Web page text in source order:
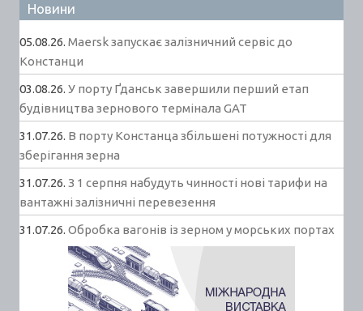
Новини
05.08.26. Maersk запускає залізничний сервіс до
Констанци
03.08.26. У порту Ґданськ завершили перший етап
будівництва зернового термінала GAT
31.07.26. В порту Констанца збільшені потужності для
зберігання зерна
31.07.26. З 1 серпня набудуть чинності нові тарифи на
вантажні залізничні перевезення
31.07.26. Обробка вагонів із зерном у морських портах